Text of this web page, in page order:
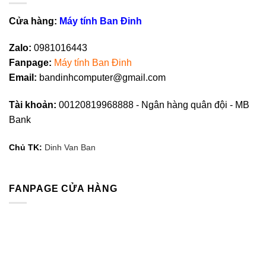
Cửa hàng: Máy tính Ban Đinh
Zalo: 0981016443
Fanpage: Máy tính Ban Đinh
Email: bandinhcomputer@gmail.com
Tài khoản: 00120819968888 - Ngân hàng quân đội - MB
Bank
Chủ TK: Dinh Van Ban
FANPAGE CỬA HÀNG